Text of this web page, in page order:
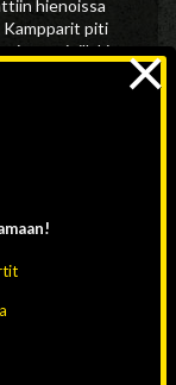
hienoissa
Kampparit piti
jopa rajuillakin
pelin
oli lähinnä
vaiheessa.
mieltä lämmitti
jäi lähinnä
Korhonen 2,
1, Karo
×